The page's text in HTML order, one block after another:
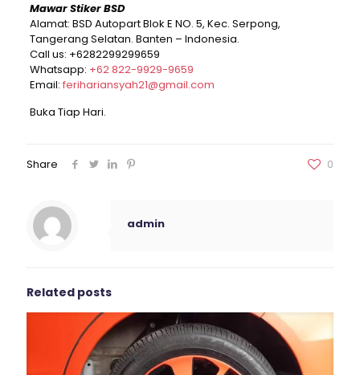
Mawar Stiker BSD
Alamat: BSD Autopart Blok E NO. 5, Kec. Serpong,
Tangerang Selatan. Banten – Indonesia.
Call us: +6282299299659
Whatsapp: +62 822-9929-9659
Email: ferihariansyah21@gmail.com
Buka Tiap Hari.
Share 0
admin
Related posts